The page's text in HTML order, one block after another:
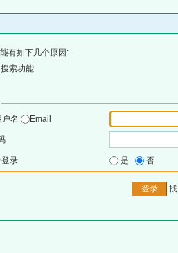
有如下几个原因:
索功能
户名
Email
登录 是 否